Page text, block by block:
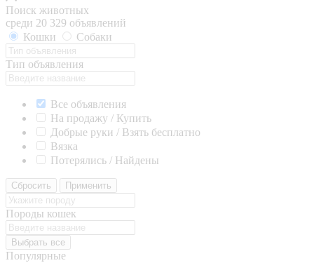
Поиск животных
среди 20 329 объявлений
Кошки
Собаки
Тип объявления
Все объявления
На продажу / Купить
Добрые руки / Взять бесплатно
Вязка
Потерялись / Найдены
Сбросить Применить
Породы кошек
Выбрать все
Популярные